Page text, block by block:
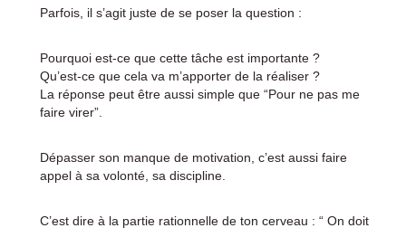
Parfois, il s’agit juste de se poser la question :
Pourquoi est-ce que cette tâche est importante ?
Qu’est-ce que cela va m’apporter de la réaliser ?
La réponse peut être aussi simple que “Pour ne pas me
faire virer”.
Dépasser son manque de motivation, c’est aussi faire
appel à sa volonté, sa discipline.
C’est dire à la partie rationnelle de ton cerveau : “ On doit